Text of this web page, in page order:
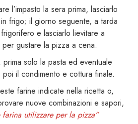
l’impasto la sera prima, lasciarlo
frigo; il giorno seguente, a tarda
e lasciarlo lievitare a
gustare la pizza a cena.
prima solo la pasta ed eventuale
il condimento e cottura finale.
farine indicate nella ricetta o,
nuove combinazioni e sapori,
farina utilizzare per la pizza”